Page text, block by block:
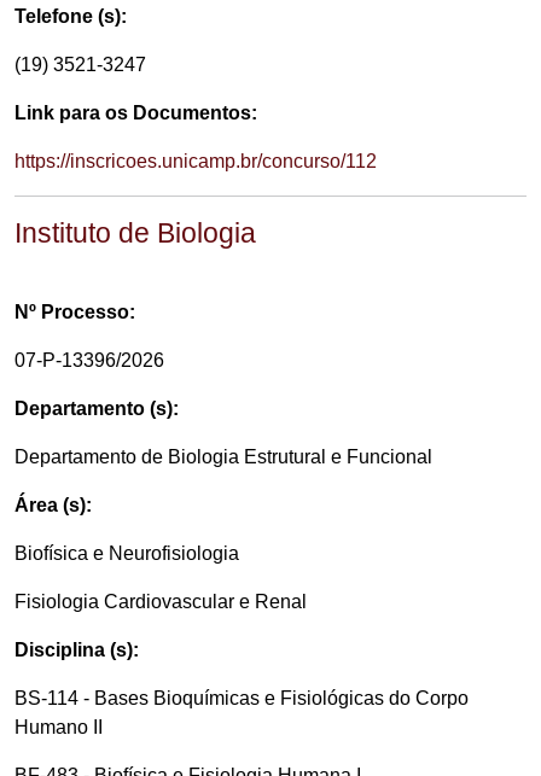
Telefone (s):
(19) 3521-3247
Link para os Documentos:
https://inscricoes.unicamp.br/concurso/112
Instituto de Biologia
Nº Processo:
07-P-13396/2026
Departamento (s):
Departamento de Biologia Estrutural e Funcional
Área (s):
Biofísica e Neurofisiologia
Fisiologia Cardiovascular e Renal
Disciplina (s):
BS-114 - Bases Bioquímicas e Fisiológicas do Corpo
Humano II